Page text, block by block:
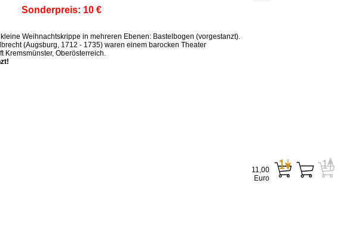
Sonderpreis: 10 €
Weihnachtskrippe in mehreren Ebenen: Bastelbogen (vorgestanzt).
(Augsburg, 1712 - 1735) waren einem barocken Theater
Oberösterreich.
11,00
Euro